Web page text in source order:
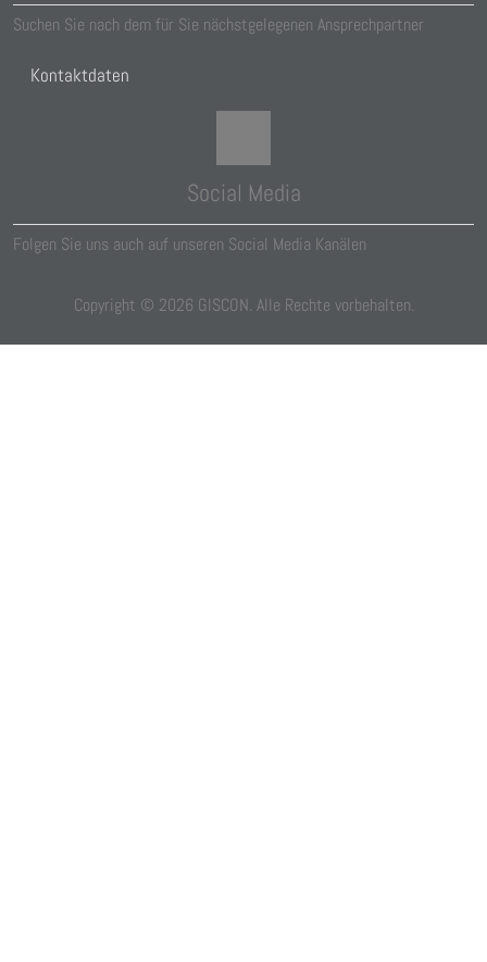
Suchen Sie nach dem für Sie nächstgelegenen Ansprechpartner
Kontaktdaten
Social Media
Folgen Sie uns auch auf unseren Social Media Kanälen
Copyright © 2026 GISCON. Alle Rechte vorbehalten.